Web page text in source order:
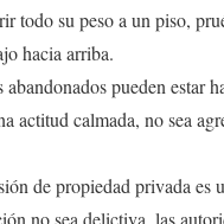
todo su peso a un piso,
hacia arriba.
pueden estar
actitud calmada, no sea
de propiedad privada es
no sea delictiva, las